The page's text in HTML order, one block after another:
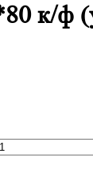
к/ф